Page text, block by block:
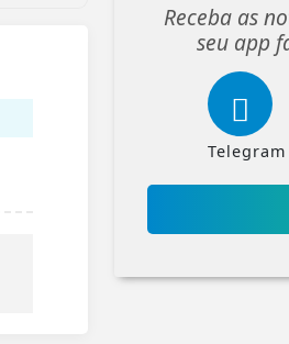
Receba as
seu app
Telegram